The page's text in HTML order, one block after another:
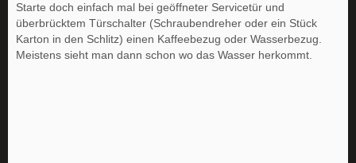
Starte doch einfach mal bei geöffneter Servicetür und
überbrücktem Türschalter (Schraubendreher oder ein Stück
Karton in den Schlitz) einen Kaffeebezug oder Wasserbezug.
Meistens sieht man dann schon wo das Wasser herkommt.